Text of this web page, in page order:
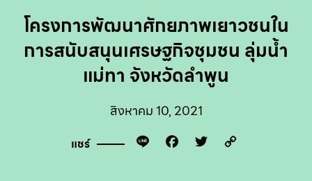
โครงการพัฒนาศักยภาพเยาวชนใน
การสนับสนุนเศรษฐกิจชุมชน ลุ่มน้ำ
แม่ทา จังหวัดลำพูน
สิงหาคม 10, 2021
แชร์ Line Facebook
Twitter